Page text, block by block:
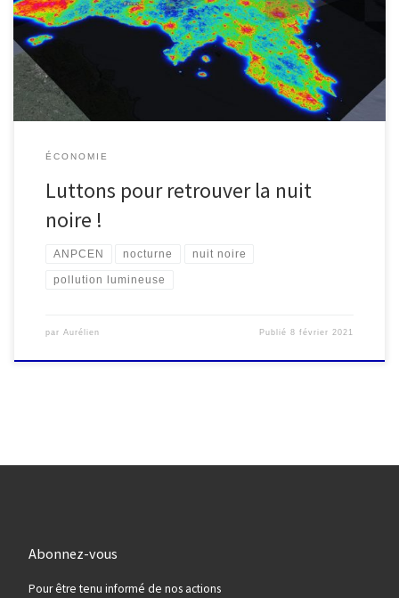
dans nos vies occidentales que l’on oublie à quelle point il peut
[…]
ÉCONOMIE
Luttons pour retrouver la nuit
noire !
ANPCEN nocturne nuit noire
pollution lumineuse
par Aurélien Publié8 février 2021
Abonnez-vous
Pour être tenu informé de nos actions